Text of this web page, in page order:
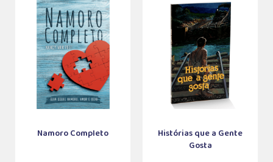
Namoro Completo
Histórias que a Gente
Gosta